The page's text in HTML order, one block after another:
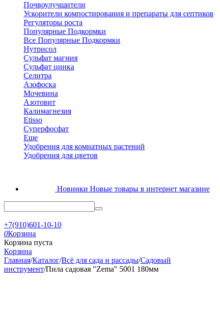
Почвоулучшители
Ускорители компостирования и препараты для септиков
Регуляторы роста
Популярные Подкормки
Все Популярные Подкормки
Нутрисол
Сульфат магния
Сульфат цинка
Селитра
Азофоска
Мочевина
Азотовит
Калимагнезия
Etisso
Суперфосфат
Еще
Удобрения для комнатных растений
Удобрения для цветов
Новинки Новые товары в интернет магазине
+7(910)601-10-10
0Корзина
Корзина пуста
Корзина
Главная/Каталог/Всё для сада и рассады/Садовый
инструмент/Пила садовая "Zema" 5001 180мм